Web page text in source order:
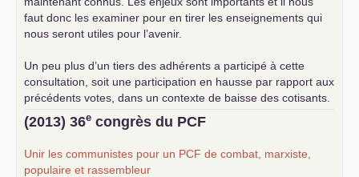
faut donc les examiner pour en tirer les enseignements qui
nous seront utiles pour l’avenir.
Un peu plus d’un tiers des adhérents a participé à cette
consultation, soit une participation en hausse par rapport aux
précédents votes, dans un contexte de baisse des cotisants.
... lire la suite
(2013) 36e congrès du PCF
Unir les communistes pour un PCF de combat, marxiste,
populaire et rassembleur